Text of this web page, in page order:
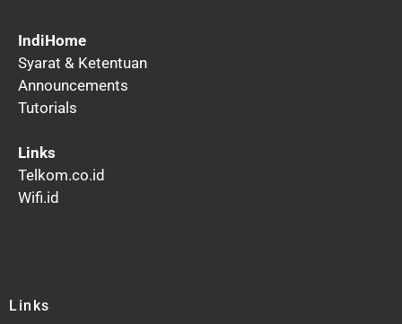
IndiHome
Syarat & Ketentuan
Announcements
Tutorials
Links
Telkom.co.id
Wifi.id
Links